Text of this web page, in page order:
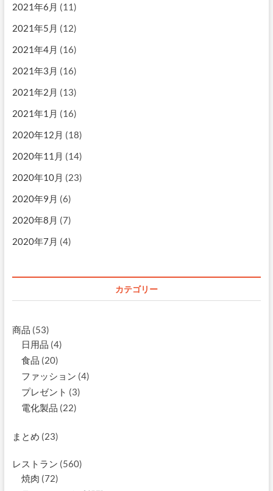
2021年6月 (11)
2021年5月 (12)
2021年4月 (16)
2021年3月 (16)
2021年2月 (13)
2021年1月 (16)
2020年12月 (18)
2020年11月 (14)
2020年10月 (23)
2020年9月 (6)
2020年8月 (7)
2020年7月 (4)
カテゴリー
商品 (53)
日用品 (4)
食品 (20)
ファッション (4)
プレゼント (3)
電化製品 (22)
まとめ (23)
レストラン (560)
焼肉 (72)